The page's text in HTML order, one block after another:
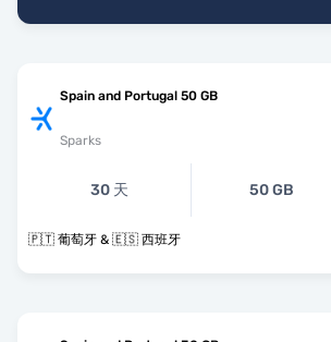
Spain and Portugal 50 GB
Sparks
30 天 50 GB
🇵🇹 葡萄牙 & 🇪🇸 西班牙